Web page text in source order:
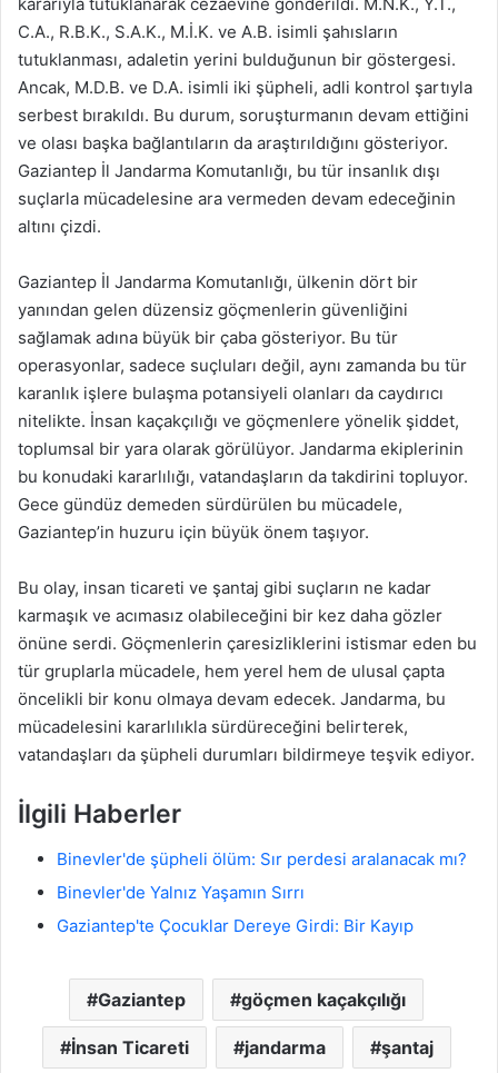
C.A., R.B.K., S.A.K., M.İ.K. ve A.B. isimli şahısların
tutuklanması, adaletin yerini bulduğunun bir göstergesi.
Ancak, M.D.B. ve D.A. isimli iki şüpheli, adli kontrol şartıyla
serbest bırakıldı. Bu durum, soruşturmanın devam ettiğini
ve olası başka bağlantıların da araştırıldığını gösteriyor.
Gaziantep İl Jandarma Komutanlığı, bu tür insanlık dışı
suçlarla mücadelesine ara vermeden devam edeceğinin
altını çizdi.
Gaziantep İl Jandarma Komutanlığı, ülkenin dört bir
yanından gelen düzensiz göçmenlerin güvenliğini
sağlamak adına büyük bir çaba gösteriyor. Bu tür
operasyonlar, sadece suçluları değil, aynı zamanda bu tür
karanlık işlere bulaşma potansiyeli olanları da caydırıcı
nitelikte. İnsan kaçakçılığı ve göçmenlere yönelik şiddet,
toplumsal bir yara olarak görülüyor. Jandarma ekiplerinin
bu konudaki kararlılığı, vatandaşların da takdirini topluyor.
Gece gündüz demeden sürdürülen bu mücadele,
Gaziantep’in huzuru için büyük önem taşıyor.
Bu olay, insan ticareti ve şantaj gibi suçların ne kadar
karmaşık ve acımasız olabileceğini bir kez daha gözler
önüne serdi. Göçmenlerin çaresizliklerini istismar eden bu
tür gruplarla mücadele, hem yerel hem de ulusal çapta
öncelikli bir konu olmaya devam edecek. Jandarma, bu
mücadelesini kararlılıkla sürdüreceğini belirterek,
vatandaşları da şüpheli durumları bildirmeye teşvik ediyor.
İlgili Haberler
Binevler'de şüpheli ölüm: Sır perdesi aralanacak mı?
Binevler'de Yalnız Yaşamın Sırrı
Gaziantep'te Çocuklar Dereye Girdi: Bir Kayıp
Gaziantep göçmen kaçakçılığı
İnsan Ticareti jandarma şantaj